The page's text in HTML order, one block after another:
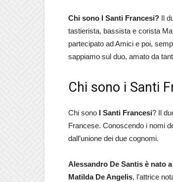
Chi sono I Santi Francesi? Il
tastierista, bassista e corista
partecipato ad Amici e poi,
sappiamo sul duo, amato da
Chi sono i Santi
Chi sono I Santi Francesi? Il
Francese. Conoscendo i nomi
dall’unione dei due cognomi.
Alessandro De Santis è nato
Matilda De Angelis, l’attrice